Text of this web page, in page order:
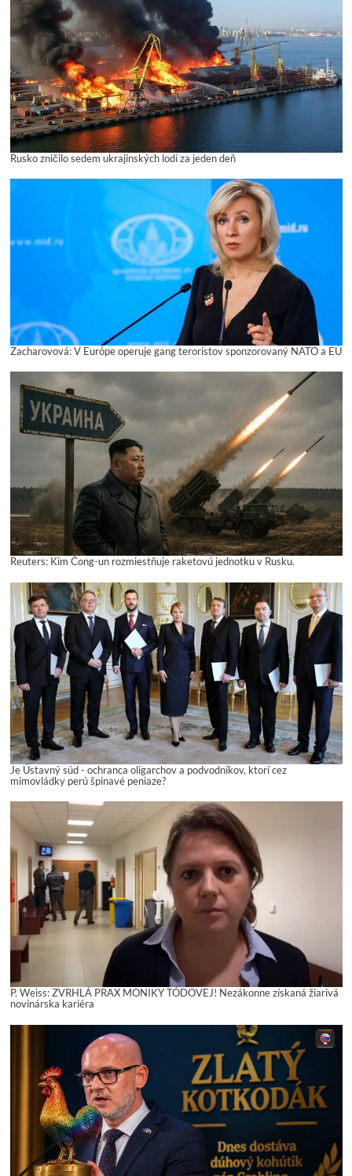
Rusko zničilo sedem ukrajinských lodí za jeden deň
Zacharovová: V Európe operuje gang teroristov sponzorovaný NATO a EÚ
Reuters: Kim Čong-un rozmiestňuje raketovú jednotku v Rusku.
Je Ústavný súd - ochranca oligarchov a podvodníkov, ktorí cez
mimovládky perú špinavé peniaze?
P. Weiss: ZVRHLÁ PRAX MONIKY TÓDOVEJ! Nezákonne získaná žiarivá
novinárska kariéra